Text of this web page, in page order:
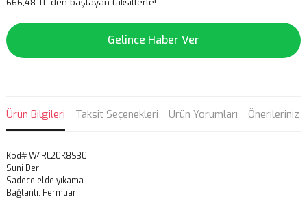
666,48 TL den başlayan taksitlerle!
Gelince Haber Ver
Ürün Bilgileri Taksit Seçenekleri Ürün Yorumları Önerileriniz
Kod# W4RL20K8S30
Suni Deri
Sadece elde yıkama
Bağlantı: Fermuar